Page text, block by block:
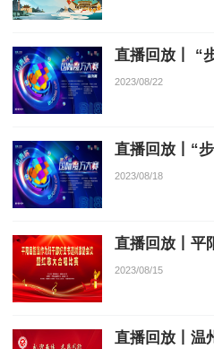
2023/08/22
2023/08/18
直播回放丨平
2023/08/15